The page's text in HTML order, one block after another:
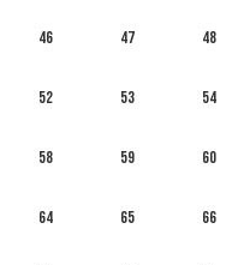
46 47 48
52 53 54
58 59 60
64 65 66